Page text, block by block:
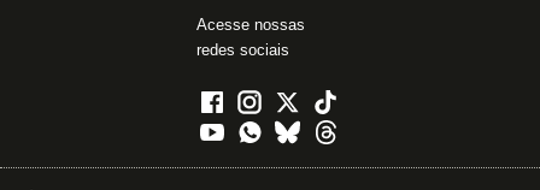
Acesse nossas
redes sociais